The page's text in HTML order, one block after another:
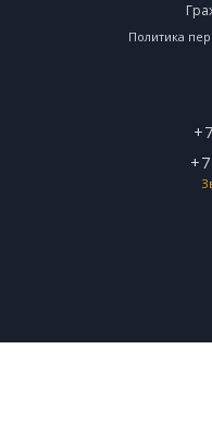
Политика